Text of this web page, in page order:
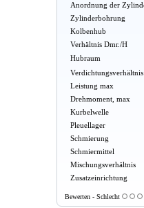
Anordnung der
Zylinderbohrung
Kolbenhub
Verhältnis Dmr./H
Hubraum
Verdichtungsverhältnis
Leistung max
Drehmoment, max
Kurbelwelle
Pleuellager
Schmierung
Schmiermittel
Mischungsverhältnis
Zusatzeinrichtung
Bewerten - Schlecht